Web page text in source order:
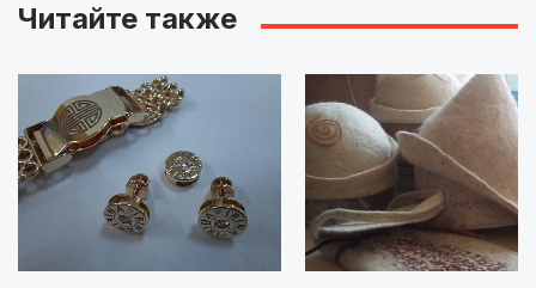
Читайте также